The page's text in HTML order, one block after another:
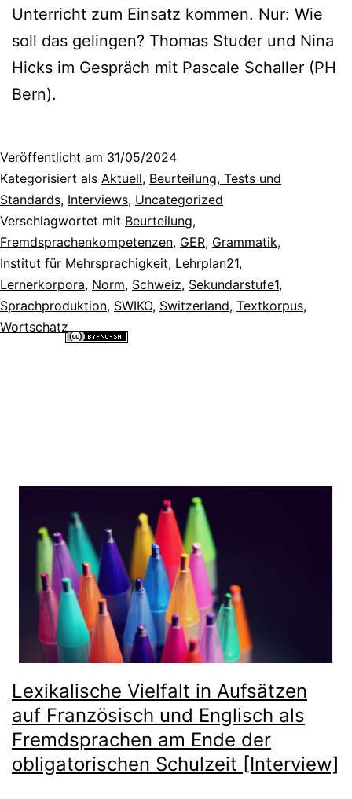
Unterricht zum Einsatz kommen. Nur: Wie
soll das gelingen? Thomas Studer und Nina
Hicks im Gespräch mit Pascale Schaller (PH
Bern).
Veröffentlicht am 31/05/2024
Kategorisiert als Aktuell, Beurteilung, Tests und
Standards, Interviews, Uncategorized
Verschlagwortet mit Beurteilung,
Fremdsprachenkompetenzen, GER, Grammatik,
Institut für Mehrsprachigkeit, Lehrplan21,
Lernerkorpora, Norm, Schweiz, Sekundarstufe1,
Sprachproduktion, SWIKO, Switzerland, Textkorpus,
Wortschatz
Lexikalische Vielfalt in Aufsätzen
auf Französisch und Englisch als
Fremdsprachen am Ende der
obligatorischen Schulzeit [Interview]